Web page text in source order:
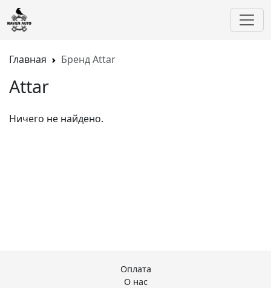
Главная Бренд Attar
Attar
Ничего не найдено.
Оплата
О нас